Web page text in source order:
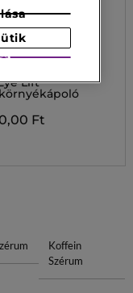
Lift
Ft
Koffein
Szérum